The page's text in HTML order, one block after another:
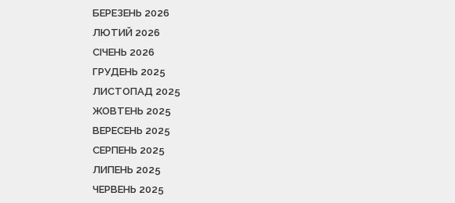
БЕРЕЗЕНЬ 2026
ЛЮТИЙ 2026
СІЧЕНЬ 2026
ГРУДЕНЬ 2025
ЛИСТОПАД 2025
ЖОВТЕНЬ 2025
ВЕРЕСЕНЬ 2025
СЕРПЕНЬ 2025
ЛИПЕНЬ 2025
ЧЕРВЕНЬ 2025